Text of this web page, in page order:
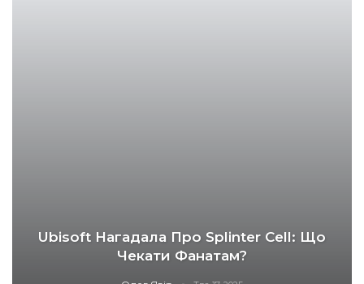
Ubisoft Нагадала Про Splinter Cell: Що
Чекати Фанатам?